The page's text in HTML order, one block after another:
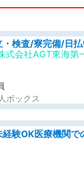
式会社AGT東海第
ボックス